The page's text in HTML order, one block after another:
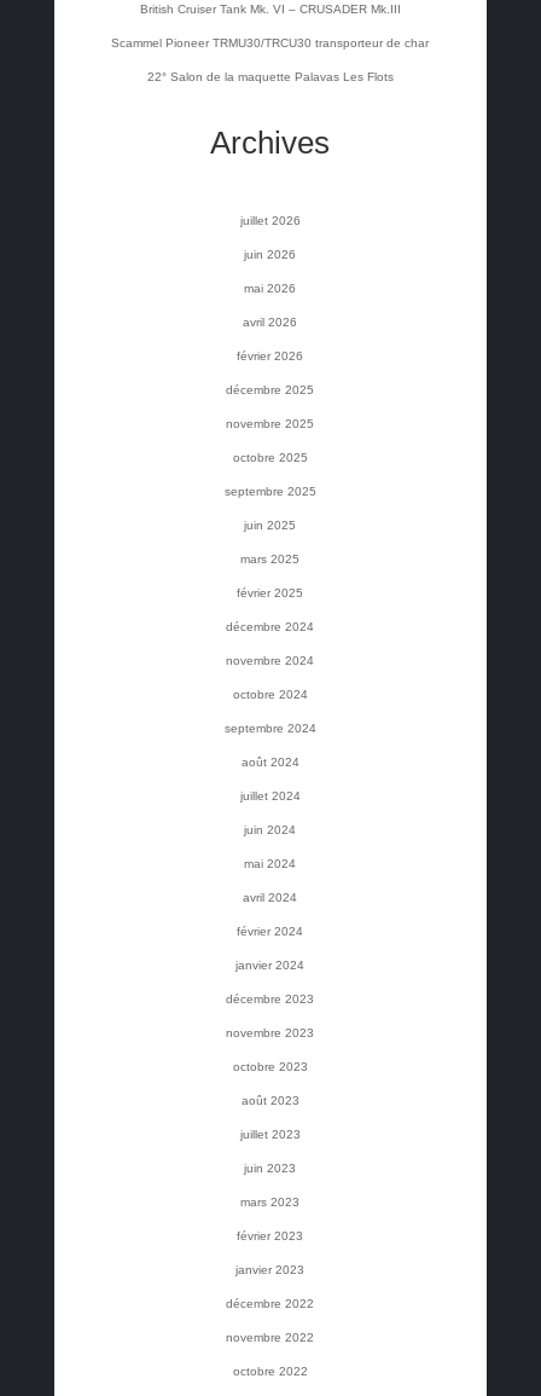
British Cruiser Tank Mk. VI – CRUSADER Mk.III
Scammel Pioneer TRMU30/TRCU30 transporteur de char
22° Salon de la maquette Palavas Les Flots
Archives
juillet 2026
juin 2026
mai 2026
avril 2026
février 2026
décembre 2025
novembre 2025
octobre 2025
septembre 2025
juin 2025
mars 2025
février 2025
décembre 2024
novembre 2024
octobre 2024
septembre 2024
août 2024
juillet 2024
juin 2024
mai 2024
avril 2024
février 2024
janvier 2024
décembre 2023
novembre 2023
octobre 2023
août 2023
juillet 2023
juin 2023
mars 2023
février 2023
janvier 2023
décembre 2022
novembre 2022
octobre 2022